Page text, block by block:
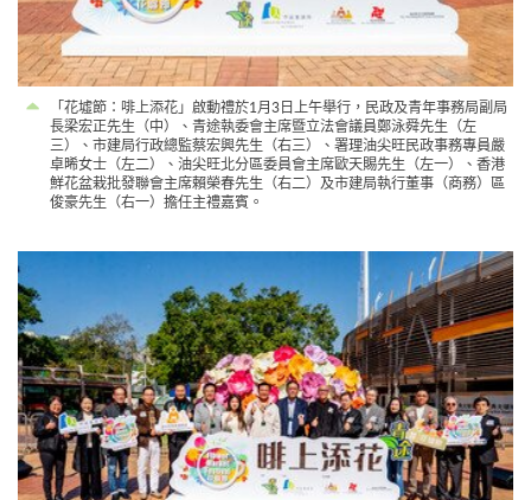
「花墟節：啡上添花」啟動禮於1月3日上午舉行，民政及青年事務局副局
長梁宏正先生（中）、青途執委會主席暨立法會議員鄭泳舜先生（左
三）、市建局行政總監蔡宏興先生（右三）、署理油尖旺民政事務專員嚴
卓晞女士（左二）、油尖旺北分區委員會主席歐天賜先生（左一）、香港
鮮花盆栽批發聯會主席賴榮春先生（右二）及市建局執行董事（商務）區
俊豪先生（右一）擔任主禮嘉賓。